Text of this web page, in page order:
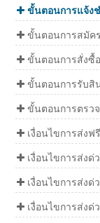
ขั้นตอนการแจ้ง
ขั้นตอนการสมัค
ขั้นตอนการสั่งซื้
ขั้นตอนการรับสิ
ขั้นตอนการตรว
เงื่อนไขการส่งฟ
เงื่อนไขการส่งด่
เงื่อนไขการส่งด่
เงื่อนไขการส่งด่